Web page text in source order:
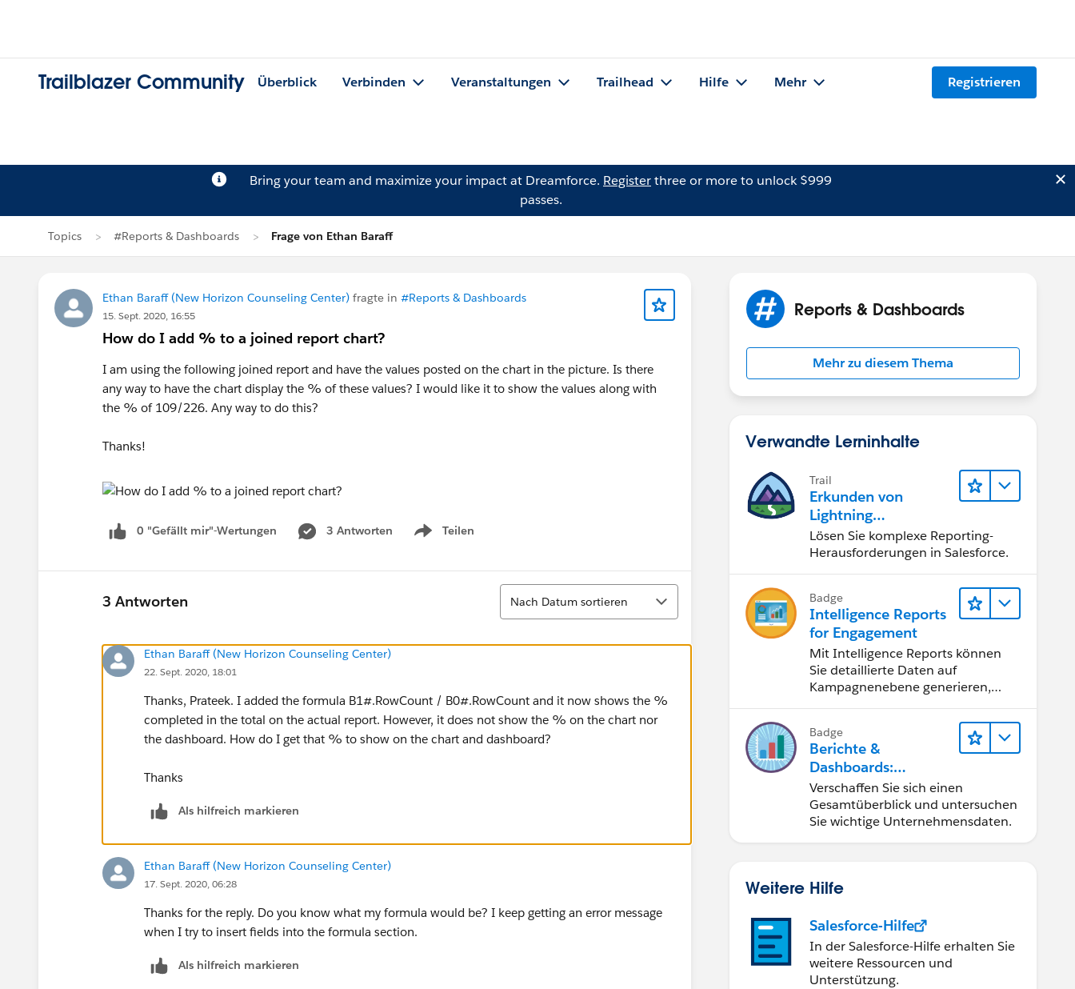
Trailblazer Community Überblick Verbinden Veranstaltungen Trailhead Hilfe Mehr Registrieren
Bring your team and maximize your impact at Dreamforce. Registerthree or more to unlock $999
passes.
Topics #Reports & Dashboards Frage von Ethan Baraff
Ethan Baraff (New Horizon Counseling Center) fragte in #Reports & Dashboards
15. Sept. 2020, 16:55
How do I add % to a joined report chart?
I am using the following joined report and have the values posted on the chart in the picture. Is there
any way to have the chart display the % of these values? I would like it to show the values along with
the % of 109/226. Any way to do this?
Thanks!
0 "Gefällt mir"-Wertungen 3 Antworten Teilen
Show menu
3 Antworten
Sortieren
Nach Datum sortieren
Ethan Baraff (New Horizon Counseling Center)
22. Sept. 2020, 18:01
Thanks, Prateek. I added the formula B1#.RowCount / B0#.RowCount and it now shows the %
completed in the total on the actual report. However, it does not show the % on the chart nor
the dashboard. How do I get that % to show on the chart and dashboard?
Thanks
Als hilfreich markieren
Ethan Baraff (New Horizon Counseling Center)
17. Sept. 2020, 06:28
Thanks for the reply. Do you know what my formula would be? I keep getting an error message
when I try to insert fields into the formula section.
Als hilfreich markieren
Reports & Dashboards
Mehr zu diesem Thema
Verwandte Lerninhalte
Trail
Erkunden von
Lightning
Experience-
Berichten & -
Dashboards
Lösen Sie komplexe Reporting-
Herausforderungen in Salesforce.
Badge
Intelligence Reports
for Engagement
Mit Intelligence Reports können
Sie detaillierte Daten auf
Kampagnenebene generieren,
Badge
Berichte &
Dashboards:
Schnelleinstieg
Verschaffen Sie sich einen
Gesamtüberblick und untersuchen
Sie wichtige Unternehmensdaten.
Weitere Hilfe
Salesforce-Hilfe
In der Salesforce-Hilfe erhalten Sie
weitere Ressourcen und
Unterstützung.